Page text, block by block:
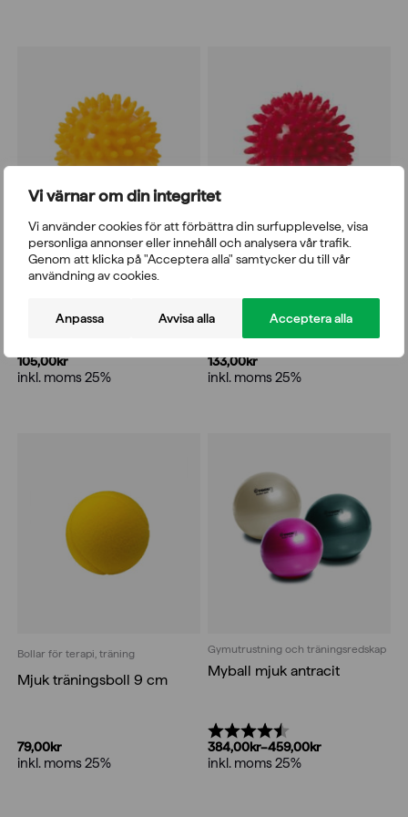
Vi värnar om din integritet
Vi använder cookies för att förbättra din surfupplevelse, visa
personliga annonser eller innehåll och analysera vår trafik.
Genom att klicka på "Acceptera alla" samtycker du till vår
användning av cookies.
Anpassa Avvisa alla Acceptera alla
Foamroller och bollar
Massageboll 8 cm gul
105,00kr
inkl. moms 25%
Foamroller och bollar
Betyg:
5.0 utav 5 stjärnor
133,00kr
inkl. moms 25%
Bollar för terapi, träning
Mjuk träningsboll 9 cm
79,00kr
inkl. moms 25%
Gymutrustning och träningsredskap
Myball mjuk antracit
Betyg:
384,00kr–459,00kr
Prisintervall:
inkl. moms 25%